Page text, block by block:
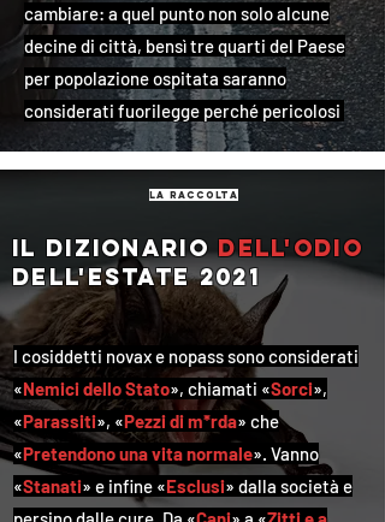
cambiare: a quel punto non solo alcune
decine di città, bensì tre quarti del Paese
per popolazione ospitata saranno
considerati fuorilegge perché pericolosi
la raccolta
Il dizionariodell'odio
dell'estate 2021
I cosiddetti novax e nopass sono considerati
«Nemici dello Stato», chiamati «Sorci»,
«Parassiti», «Pezzi di m*rda» che
«Pretendono una vita normale». Vanno
«Stanati» e infine «Esclusi» dalla società e